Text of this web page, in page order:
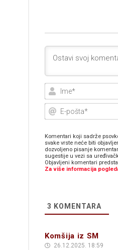
Komentari koji sadrže
svake vrste neće biti
dozvoljeno pisanje
sugestije u vezi sa
Objavljeni komentari
Za više informacija
3 KOMENTARA
Komšija iz SM
26.12.2025. 18:59